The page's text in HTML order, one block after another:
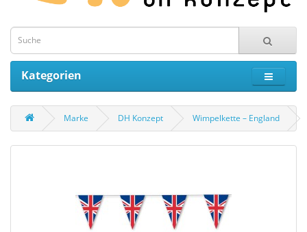
Kategorien
Marke DH Konzept Wimpelkette – England